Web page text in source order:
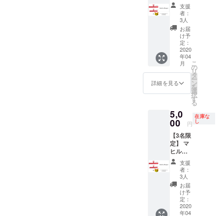
際にお
送りす
るミサ
ンガは
写真見
本と異
なる場
合があ
りま
作り品
である
はお許
しくだ
さい。
ハン
ガー
（おと
な用1個
＋こど
も用1
個）＋
マヒル
が考え
た感謝
の気持
ち① ＜
ハン
色＞ 全
て1色を
選択可
＜感謝
の気持
ち①と
は？＞
ハン
ガーの
１つに
『マヒ
ルのサ
イン』
支援
者：
3人
お届
け予
定：
2020
年04
月
詳細を見る
こ
の
リ
タ
ー
ン
を
選
択
す
る
5,0
00 円
在庫な
し
【3名限
定】 マ
ヒルハ
ンガー
（おと
な用2個
＋こど
も用1
個）＋
マヒル
が考え
支援
者：
3人
お届
け予
定：
2020
年04